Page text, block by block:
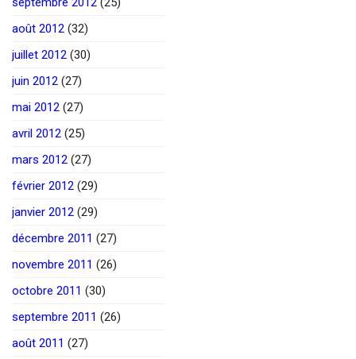
août 2012 (32)
juillet 2012 (30)
juin 2012 (27)
mai 2012 (27)
avril 2012 (25)
mars 2012 (27)
février 2012 (29)
janvier 2012 (29)
décembre 2011 (27)
novembre 2011 (26)
octobre 2011 (30)
septembre 2011 (26)
août 2011 (27)